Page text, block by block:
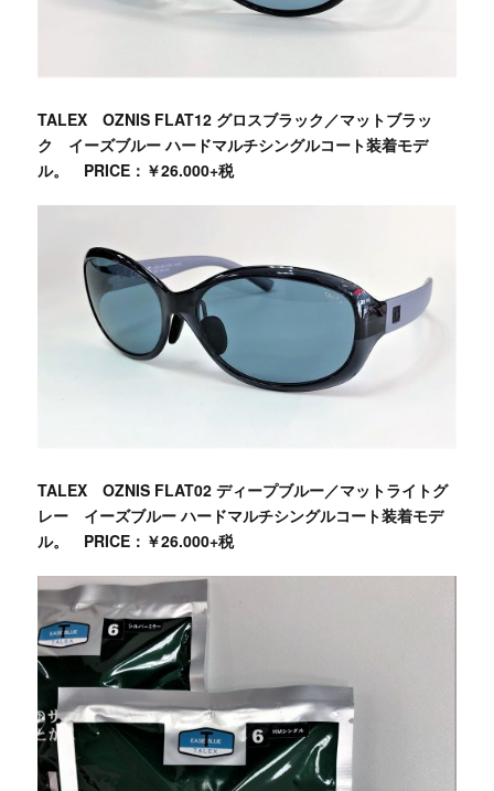
TALEX OZNIS FLAT12 グロスブラック／マットブラッ
ク イーズブルー ハードマルチシングルコート装着モデ
ル。 PRICE：￥26.000+税
TALEX OZNIS FLAT02 ディープブルー／マットライトグ
レー イーズブルー ハードマルチシングルコート装着モデ
ル。 PRICE：￥26.000+税